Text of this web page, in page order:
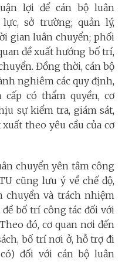
lợi để cán bộ luân
sở trường; quản lý,
gian luân chuyển; phối
đề xuất hướng bố trí,
Đồng thời, cán bộ
nghiêm các quy định,
cấp có thẩm quyền, cơ
sự kiểm tra, giám sát,
theo yêu cầu của cơ
chuyển yên tâm công
cũng lưu ý về chế độ,
chuyển và trách nhiệm
đề bố trí công tác đối với
đó, cơ quan nơi đến
bố trí nơi ở, hỗ trợ đi
đối với cán bộ luân